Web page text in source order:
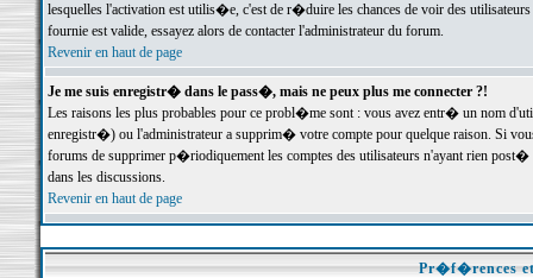
lesquelles l'activation est utilis�e, c'est de r�duire les chances de voir des
fournie est valide, essayez alors de contacter l'administrateur du forum.
Revenir en haut de page
Je me suis enregistr� dans le pass�, mais ne peux plus me connecter ?!
Les raisons les plus probables pour ce probl�me sont : vous avez entr� un nom
enregistr�) ou l'administrateur a supprim� votre compte pour quelque raison. Si
forums de supprimer p�riodiquement les comptes des utilisateurs n'ayant rien
dans les discussions.
Revenir en haut de page
Pr�f�rences